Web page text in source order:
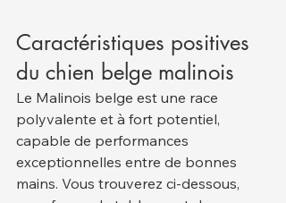
Caractéristiques positives
du chien belge malinois
Le Malinois belge est une race
polyvalente et à fort potentiel,
capable de performances
exceptionnelles entre de bonnes
mains. Vous trouverez ci-dessous,